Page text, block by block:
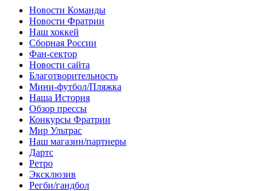
Новости Команды
Новости Фратрии
Наш хоккей
Сборная России
Фан-cектор
Новости сайта
Благотворительность
Мини-футбол/Пляжка
Наша История
Обзор прессы
Конкурсы Фратрии
Мир Ультрас
Наш магазин/партнеры
Дартс
Ретро
Эксклюзив
Регби/гандбол